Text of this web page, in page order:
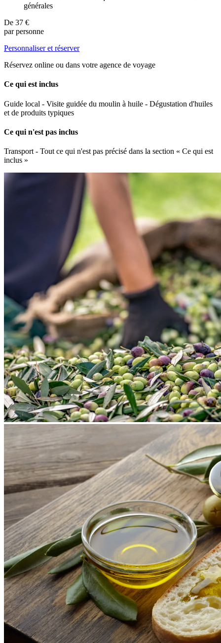
générales
De 37 €
par personne
Personnaliser et réserver
Réservez online ou dans votre agence de voyage
Ce qui est inclus
Guide local - Visite guidée du moulin à huile - Dégustation d'huiles
et de produits typiques
Ce qui n'est pas inclus
Transport - Tout ce qui n'est pas précisé dans la section « Ce qui est
inclus »